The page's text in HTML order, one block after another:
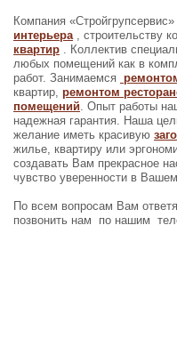
Компания
интерьера, строительству
квартир . Коллектив
любых помещений как в
работ. Занимаемся
квартир, ремонтом
помещений. Опыт работы
надежная гарантия. Наша
желание иметь красивую
жилье, квартиру или
создавать Вам прекрасное
чувство уверенности в
По всем вопросам Вам
позвонить нам по нашим